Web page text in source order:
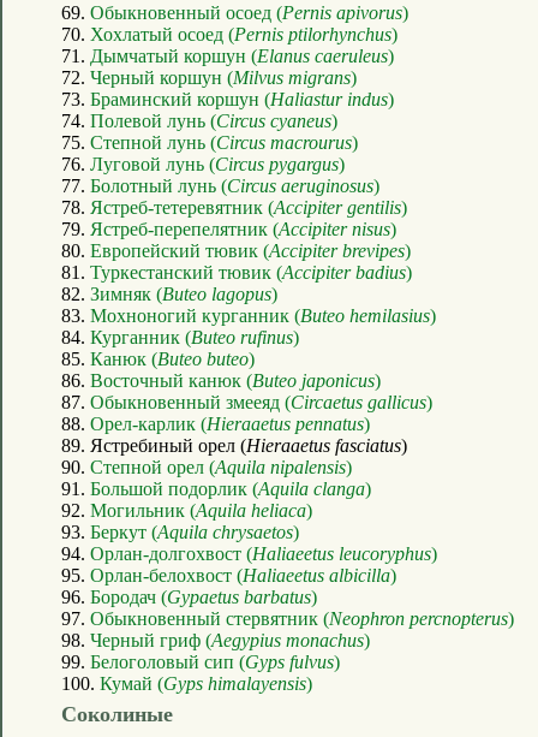
69. Обыкновенный осоед (Pernis apivorus)
70. Хохлатый осоед (Pernis ptilorhynchus)
71. Дымчатый коршун (Elanus caeruleus)
72. Черный коршун (Milvus migrans)
73. Браминский коршун (Haliastur indus)
74. Полевой лунь (Circus cyaneus)
75. Степной лунь (Circus macrourus)
76. Луговой лунь (Circus pygargus)
77. Болотный лунь (Circus aeruginosus)
78. Ястреб-тетеревятник (Accipiter gentilis)
79. Ястреб-перепелятник (Accipiter nisus)
80. Европейский тювик (Accipiter brevipes)
81. Туркестанский тювик (Accipiter badius)
82. Зимняк (Buteo lagopus)
83. Мохноногий курганник (Buteo hemilasius)
84. Курганник (Buteo rufinus)
85. Канюк (Buteo buteo)
86. Восточный канюк (Buteo japonicus)
87. Обыкновенный змееяд (Circaetus gallicus)
88. Орел-карлик (Hieraaetus pennatus)
89. Ястребиный орел (Hieraaetus fasciatus)
90. Степной орел (Aquila nipalensis)
91. Большой подорлик (Aquila clanga)
92. Могильник (Aquila heliaca)
93. Беркут (Aquila chrysaetos)
94. Орлан-долгохвост (Haliaeetus leucoryphus)
95. Орлан-белохвост (Haliaeetus albicilla)
96. Бородач (Gypaetus barbatus)
97. Обыкновенный стервятник (Neophron percnopterus)
98. Черный гриф (Aegypius monachus)
99. Белоголовый сип (Gyps fulvus)
100. Кумай (Gyps himalayensis)
Соколиные